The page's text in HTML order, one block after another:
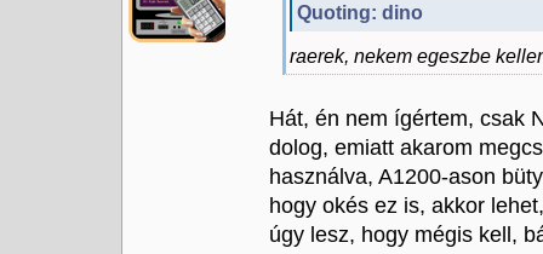
Quoting: dino
raerek, nekem egeszbe
Hát, én nem ígértem, csak
dolog, emiatt akarom
használva, A1200-ason
hogy okés ez is, akkor
úgy lesz, hogy mégis kell,